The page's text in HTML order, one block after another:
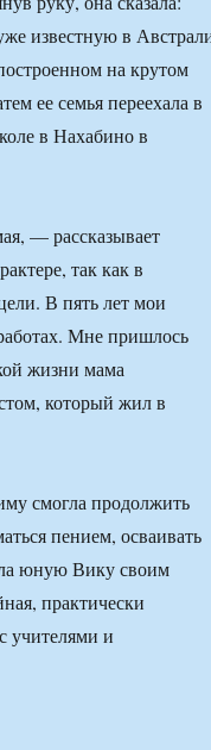
известную в
на крутом
ее семья переехала в
в Нахабино в
— рассказывает
так как в
В пять лет мои
Мне пришлось
жизни мама
который жил в
смогла продолжить
пением, осваивать
юную Вику своим
практически
учителями и